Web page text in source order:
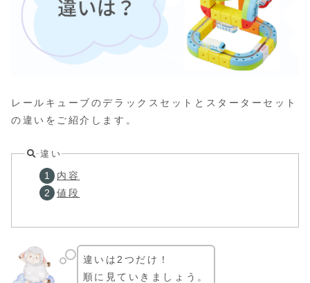
レールキューブのデラックスセットとスターターセット
の違いをご紹介します。
違い
内容
値段
違いは2つだけ！
順に見ていきましょう。